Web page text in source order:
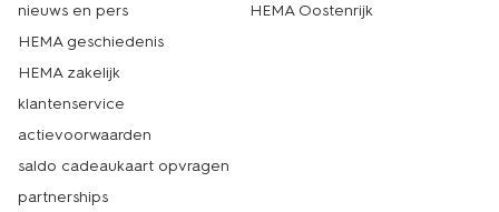
nieuws en pers
HEMA geschiedenis
HEMA zakelijk
klantenservice
actievoorwaarden
saldo cadeaukaart opvragen
partnerships
HEMA Oostenrijk